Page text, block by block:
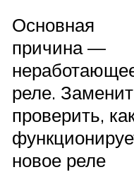
Основная
причина —
реле.
проверить,
новое реле